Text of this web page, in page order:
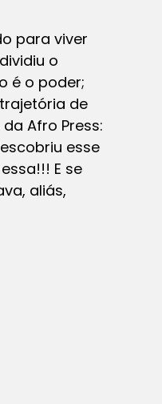
para viver
o
é o poder;
de
Afro Press:
esse
E se
aliás,